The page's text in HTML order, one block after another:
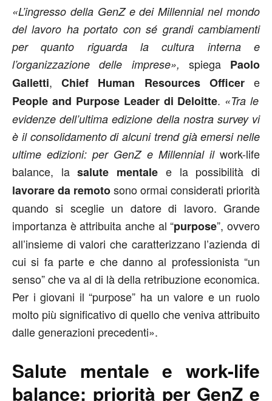
«L’ingresso della GenZ e dei Millennial nel mondo
del lavoro ha portato con sé grandi cambiamenti
per quanto riguarda la cultura interna e
l’organizzazione delle imprese», spiega Paolo
Galletti, Chief Human Resources Officer e
People and Purpose Leader di Deloitte. «Tra le
evidenze dell’ultima edizione della nostra survey vi
è il consolidamento di alcuni trend già emersi nelle
ultime edizioni: per GenZ e Millennial il work-life
balance, lasalute mentale e la possibilità di
lavorare da remotosono ormai considerati priorità
quando si sceglie un datore di lavoro. Grande
importanza è attribuita anche al “purpose”, ovvero
all’insieme di valori che caratterizzano l’azienda di
cui si fa parte e che danno al professionista “un
senso” che va al di là della retribuzione economica.
Per i giovani il “purpose” ha un valore e un ruolo
molto più significativo di quello che veniva attribuito
dalle generazioni precedenti».
Salute mentale e work-life
balance: priorità per GenZ e